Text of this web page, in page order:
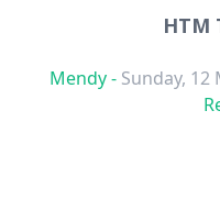
HTM
Mendy- Sunday, 12